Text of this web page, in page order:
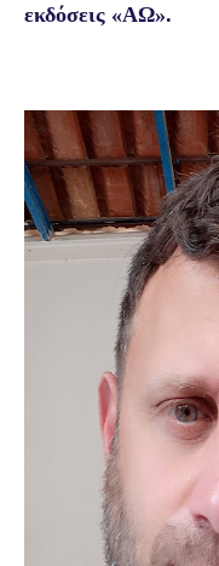
εκδόσεις «ΑΩ».